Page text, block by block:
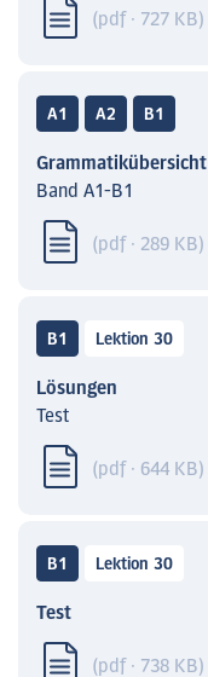
(pdf · 727 KB)
A1 A2 B1
Grammatikübersicht
Band A1-B1
(pdf · 289 KB)
B1 Lektion 30
Lösungen
Test
(pdf · 644 KB)
B1 Lektion 30
Test
(pdf · 738 KB)